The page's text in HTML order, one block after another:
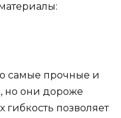
самые прочные и
но они дороже
гибкость позволяет